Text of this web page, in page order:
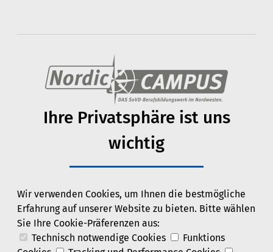
Ihre Privats­phäre ist uns
wichtig
Wir verwenden Cookies, um Ihnen die bestmögliche
Erfahrung auf unserer Website zu bieten. Bitte wählen
Sie Ihre Cookie-Präferenzen aus:
Technisch notwendige Cookies
Funktions